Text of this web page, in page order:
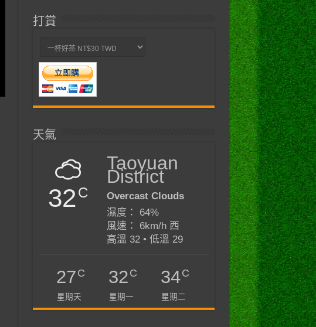
打賞
天氣
32C
Taoyuan
District
Overcast Clouds
濕度： 64%
風速： 6km/h 西
高溫 32 • 低溫 29
27C
星期天
32C
星期一
34C
星期二